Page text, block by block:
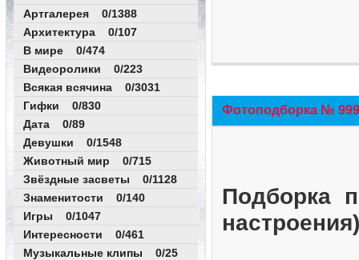
Артгалерея 0/1388
Архитектура 0/107
В мире 0/474
Видеоролики 0/223
Всякая всячина 0/3031
Гифки 0/830
Дата 0/89
Девушки 0/1548
Животный мир 0/715
Звёздные засветы 0/1128
Знаменитости 0/140
Игры 0/1047
Интересности 0/461
Музыкальные клипы 0/25
Фотоподборка №
Подборка